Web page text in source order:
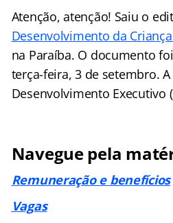
Atenção, atenção! Saiu o
Desenvolvimento da
na Paraíba. O documento
terça-feira, 3 de setembro.
Desenvolvimento Executivo
Navegue pela
Remuneração e benefícios
Vagas